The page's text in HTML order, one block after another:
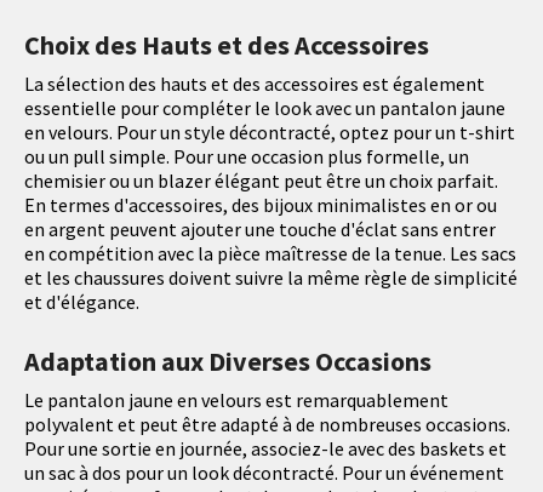
Choix des Hauts et des Accessoires
La sélection des hauts et des accessoires est également
essentielle pour compléter le look avec un pantalon jaune
en velours. Pour un style décontracté, optez pour un t-shirt
ou un pull simple. Pour une occasion plus formelle, un
chemisier ou un blazer élégant peut être un choix parfait.
En termes d'accessoires, des bijoux minimalistes en or ou
en argent peuvent ajouter une touche d'éclat sans entrer
en compétition avec la pièce maîtresse de la tenue. Les sacs
et les chaussures doivent suivre la même règle de simplicité
et d'élégance.
Adaptation aux Diverses Occasions
Le pantalon jaune en velours est remarquablement
polyvalent et peut être adapté à de nombreuses occasions.
Pour une sortie en journée, associez-le avec des baskets et
un sac à dos pour un look décontracté. Pour un événement